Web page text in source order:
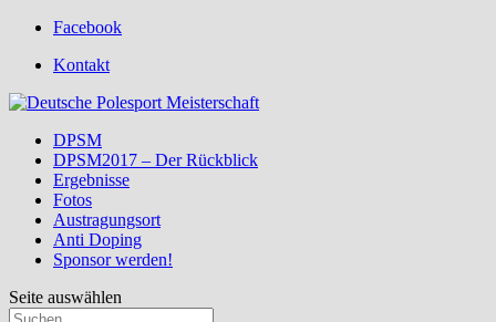
Facebook
Kontakt
DPSM
DPSM2017 – Der Rückblick
Ergebnisse
Fotos
Austragungsort
Anti Doping
Sponsor werden!
Seite auswählen